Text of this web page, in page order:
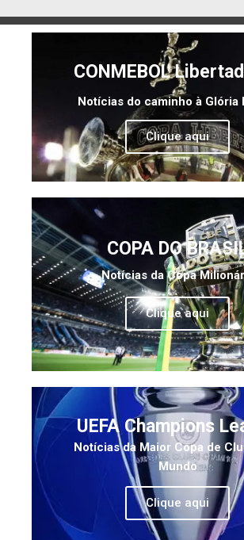
CONMEBOL
Notícias do caminho à Glória
Clique aqui
COPA DO
Notícias da Copa
Clique aqui
UEFA Champions
Notícias da Maior Copa de
Mundo
Clique aqui